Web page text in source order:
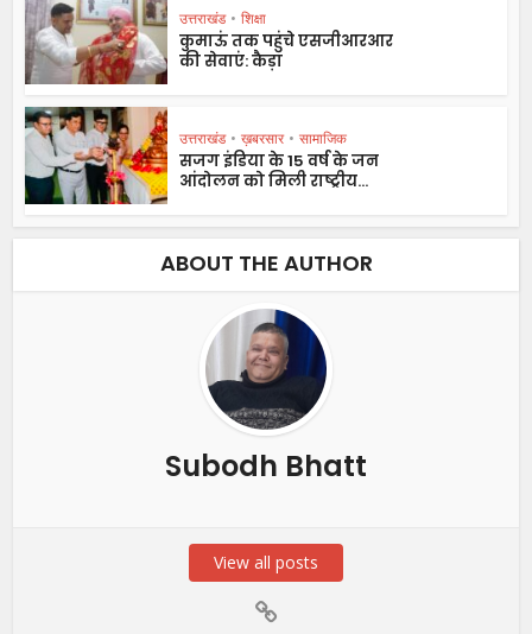
उत्तराखंड • शिक्षा
कुमाऊं तक पहुंचे एसजीआरआर
की सेवाएं: कैड़ा
उत्तराखंड • ख़बरसार • सामाजिक
सजग इंडिया के 15 वर्ष के जन
आंदोलन को मिली राष्ट्रीय...
ABOUT THE AUTHOR
Subodh Bhatt
View all posts